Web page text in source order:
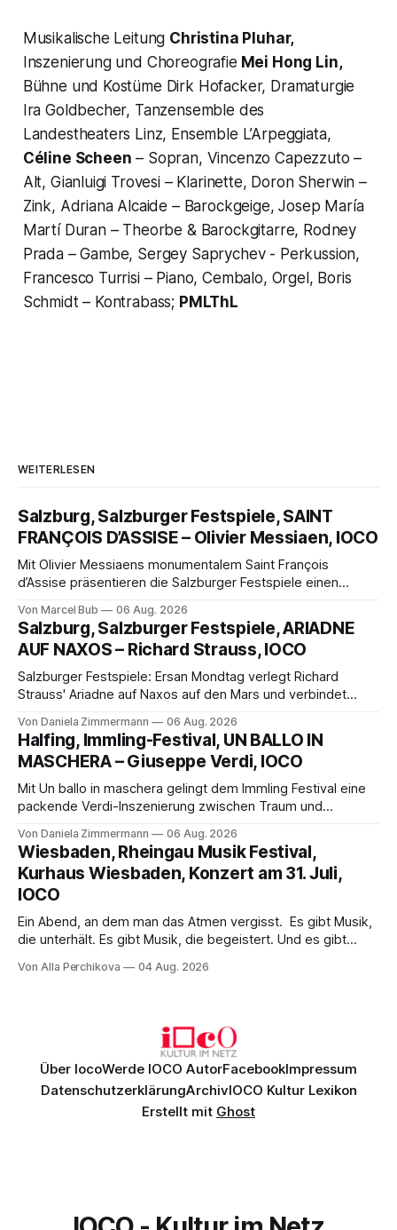
Musikalische Leitung Christina Pluhar,
Inszenierung und Choreografie Mei Hong Lin,
Bühne und Kostüme Dirk Hofacker, Dramaturgie
Ira Goldbecher, Tanzensemble des
Landestheaters Linz, Ensemble L’Arpeggiata,
Céline Scheen – Sopran, Vincenzo Capezzuto –
Alt, Gianluigi Trovesi – Klarinette, Doron Sherwin –
Zink, Adriana Alcaide – Barockgeige, Josep María
Martí Duran – Theorbe & Barockgitarre, Rodney
Prada – Gambe, Sergey Saprychev - Perkussion,
Francesco Turrisi – Piano, Cembalo, Orgel, Boris
Schmidt – Kontrabass; PMLThL
WEITERLESEN
Salzburg, Salzburger Festspiele, SAINT
FRANÇOIS D’ASSISE – Olivier Messiaen, IOCO
Mit Olivier Messiaens monumentalem Saint François
d’Assise präsentieren die Salzburger Festspiele einen
eine bildgewaltige Inszenierung, Maxime Pascal entfaltet
die komplexe Partitur eindrucksvoll, Philippe Sly berührt als
Franziskus.
Von Marcel Bub 06 Aug. 2026
Salzburg, Salzburger Festspiele, ARIADNE
AUF NAXOS – Richard Strauss, IOCO
Salzburger Festspiele: Ersan Mondtag verlegt Richard
Strauss' Ariadne auf Naxos auf den Mars und verbindet
Aufführung mit starken Solisten und den Wiener
Philharmonikern, szenisch bleibt der zweite Akt jedoch
hinter den Erwartungen zurück.
Von Daniela Zimmermann 06 Aug. 2026
Halfing, Immling-Festival, UN BALLO IN
MASCHERA – Giuseppe Verdi, IOCO
Mit Un ballo in maschera gelingt dem Immling Festival eine
packende Verdi-Inszenierung zwischen Traum und
psychologische Tiefe mit starken Bildern, getragen von
einem spielfreudigen Ensemble und einer musikalisch
überzeugenden Gesamtleistung.
Von Daniela Zimmermann 06 Aug. 2026
Wiesbaden, Rheingau Musik Festival,
Kurhaus Wiesbaden, Konzert am 31. Juli,
IOCO
Ein Abend, an dem man das Atmen vergisst. Es gibt Musik,
die unterhält. Es gibt Musik, die begeistert. Und es gibt
Genau so war der Abend im Kurhaus Wiesbaden, an dem
Von Alla Perchikova 04 Aug. 2026
Über IocoWerde IOCO AutorFacebookImpressum
DatenschutzerklärungArchivIOCO Kultur Lexikon
Erstellt mit Ghost